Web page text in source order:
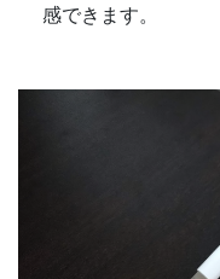
感できます。